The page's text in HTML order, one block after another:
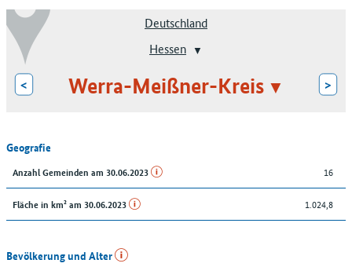
Deutschland
Hessen
< Werra-Meißner-Kreis >
Geografie
Anzahl Gemeinden am 30.06.2023 16
Fläche in km² am 30.06.2023 1.024,8
Bevölkerung und Alter